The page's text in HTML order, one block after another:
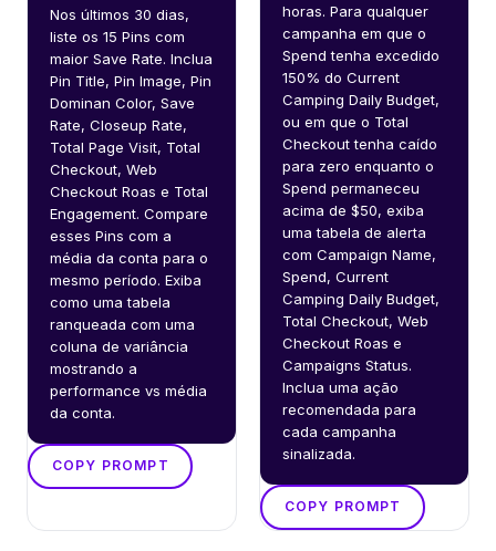
Nos últimos 30 dias,
liste os 15 Pins com
maior Save Rate. Inclua
Pin Title, Pin Image, Pin
Dominan Color, Save
Rate, Closeup Rate,
Total Page Visit, Total
Checkout, Web
Checkout Roas e Total
Engagement. Compare
esses Pins com a
média da conta para o
mesmo período. Exiba
como uma tabela
ranqueada com uma
coluna de variância
mostrando a
performance vs média
da conta.
COPY PROMPT
horas. Para qualquer
campanha em que o
Spend tenha excedido
150% do Current
Camping Daily Budget,
ou em que o Total
Checkout tenha caído
para zero enquanto o
Spend permaneceu
acima de $50, exiba
uma tabela de alerta
com Campaign Name,
Spend, Current
Camping Daily Budget,
Total Checkout, Web
Checkout Roas e
Campaigns Status.
Inclua uma ação
recomendada para
cada campanha
sinalizada.
COPY PROMPT